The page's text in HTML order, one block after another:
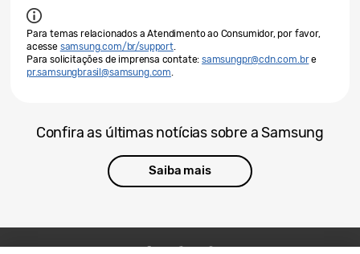
Para temas relacionados a Atendimento ao Consumidor, por favor,
acesse samsung.com/br/support.
Para solicitações de imprensa contate: samsungpr@cdn.com.bre
pr.samsungbrasil@samsung.com
Confira as últimas notícias sobre a Samsung
Saiba mais